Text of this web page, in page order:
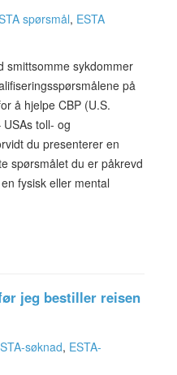
spørsmål, ESTA
smittsomme sykdommer
på
å hjelpe CBP (U.S.
toll- og
du presenterer en
spørsmålet du er påkrevd
fysisk eller mental
jeg bestiller reisen
søknad, ESTA-